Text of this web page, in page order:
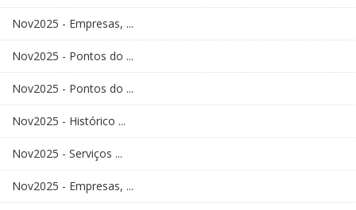
Nov2025 - Empresas, ...
Nov2025 - Pontos do ...
Nov2025 - Pontos do ...
Nov2025 - Histórico ...
Nov2025 - Serviços ...
Nov2025 - Empresas, ...